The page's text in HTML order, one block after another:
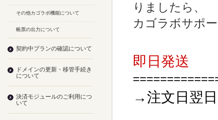
りましたら、
カゴラボサポ
即日発送
→注文日翌
その他カゴラボ機能について
帳票の出力について
契約中プランの確認について
ドメインの更新・移管手続き
について
決済モジュールのご利用につ
いて